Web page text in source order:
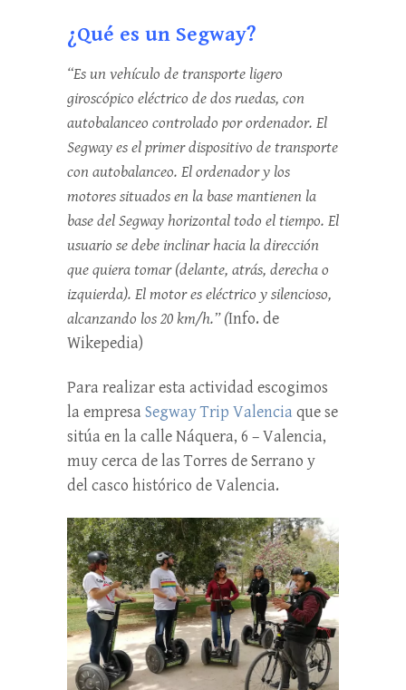
¿Qué es un Segway?
“Es un vehículo de transporte ligero
giroscópico eléctrico de dos ruedas, con
autobalanceo controlado por ordenador. El
Segway es el primer dispositivo de transporte
con autobalanceo. El ordenador y los
motores situados en la base mantienen la
base del Segway horizontal todo el tiempo. El
usuario se debe inclinar hacia la dirección
que quiera tomar (delante, atrás, derecha o
izquierda). El motor es eléctrico y silencioso,
alcanzando los 20 km/h.” (Info. de
Wikepedia)
Para realizar esta actividad escogimos
la empresa Segway Trip Valencia que se
sitúa en la calle Náquera, 6 – Valencia,
muy cerca de las Torres de Serrano y
del casco histórico de Valencia.